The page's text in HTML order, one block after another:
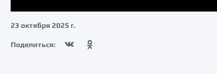
23 октября 2025 г.
Поделиться: